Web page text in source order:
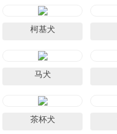
柯基犬
马犬
茶杯犬